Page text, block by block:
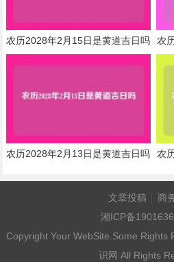
农历2028年2月15日是黄道吉日吗 农
农历2028年2月13日是黄道吉日吗 农
文章投稿
商
湘ICP备
Copyright Your WebSite.Some Rights
识网 All Rights